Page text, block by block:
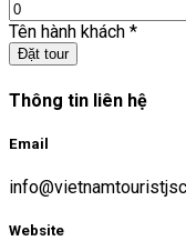
Tên hành khách *
Đặt tour
Thông tin liên hệ
Email
Website